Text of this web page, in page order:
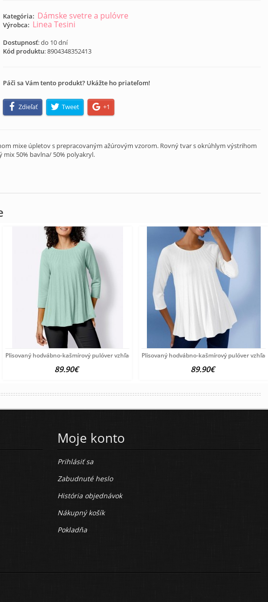
Kategória: Dámske svetre a pulóvre
Výrobca: Linea Tesini
Dostupnosť: do 10 dní
Kód produktu:8904348352413
Páči sa Vám tento produkt? Ukážte ho priateľom!
Zdieľať Tweet +1
mixe úpletov s prepracovaným ažúrovým vzorom. Rovný tvar s okrúhlym výstrihom
50% bavlna/ 50% polyakryl.
Création
Plisovaný hodvábno-kašmírový pulóver vzhľadom Création
89.90€
Plisovaný hodvábno-kašmírový pulóver
89.90€
Moje konto
Prihlásiť sa
Zabudnuté heslo
História objednávok
Nákupný košík
Pokladňa